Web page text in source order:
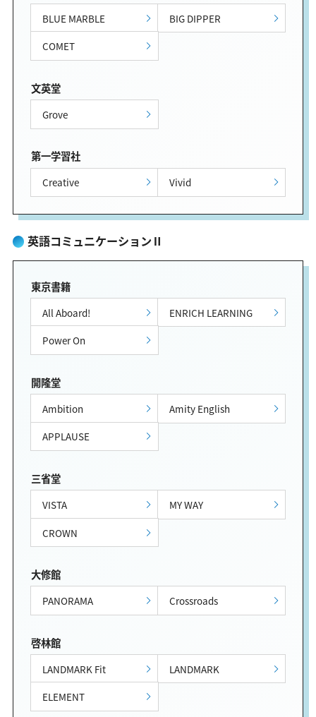
BLUE MARBLE
BIG DIPPER
COMET
文英堂
Grove
第一学習社
Creative Vivid
英語コミュニケーションⅡ
東京書籍
All Aboard!
ENRICH LEARNING
Power On
開隆堂
Ambition
Amity English
APPLAUSE
三省堂
VISTA
MY WAY
CROWN
大修館
PANORAMA Crossroads
啓林館
LANDMARK Fit
LANDMARK
ELEMENT